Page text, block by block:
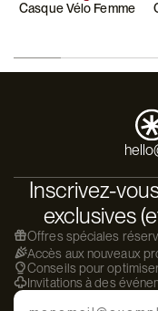
Casque Vélo Femme
Inscrivez-
exclusives
Offres spéciales
Accès aux nouveaux
Conseils pour
Invitations à des
Email